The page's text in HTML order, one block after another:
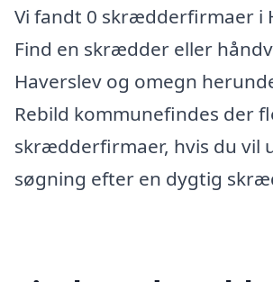
Vi fandt 0 skrædderfirmaer i
Find en skrædder eller
Haverslev og omegn
Rebild kommunefindes der
skrædderfirmaer, hvis du vil
søgning efter en dygtig